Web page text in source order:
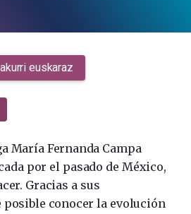
euskaraz
María Fernanda Campa
por el pasado de México,
Gracias a sus
posible conocer la evolución